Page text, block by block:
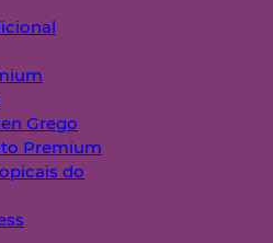
Grego
Premium
do